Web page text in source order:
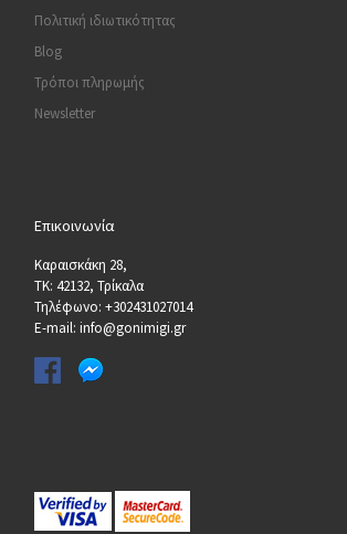
Πολιτική ιδιωτικότητας
Blog
Τρόποι πληρωμής
Newsletter
Επικοινωνία
Καραισκάκη 28,
ΤΚ: 42132, Τρίκαλα
Τηλέφωνο: +302431027014
E-mail: info@gonimigi.gr